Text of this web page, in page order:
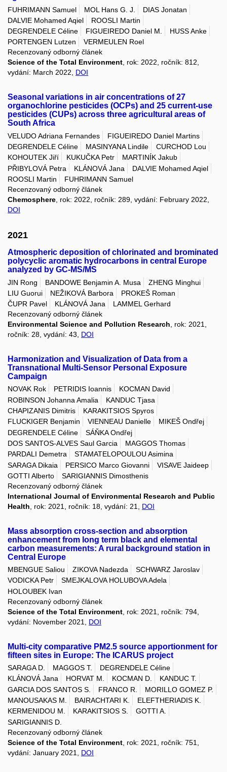
FUHRIMANN Samuel MOL Hans G. J.
DIAS Jonatan
DALVIE Mohamed Aqiel
ROOSLI Martin
DEGRENDELE Céline
FIGUEIREDO Daniel M.
HUSS Anke
PORTENGEN Lutzen
VERMEULEN Roel
Recenzovaný odborný článek
Science of the Total Environment, rok: 2022, ročník: 812,
vydání: March 2022, DOI
Seasonal variations in air concentrations of 27
organochlorine pesticides (OCPs) and 25 current-use
pesticides (CUPs) across three agricultural areas of
South Africa
VELUDO Adriana Fernandes
FIGUEIREDO Daniel Martins
DEGRENDELE Céline
MASINYANA Lindile
CURCHOD Lou
KOHOUTEK Jiří
KUKUČKA Petr
MARTINÍK Jakub
PŘIBYLOVÁ Petra
KLÁNOVÁ Jana
DALVIE Mohamed Aqiel
ROOSLI Martin
FUHRIMANN Samuel
Recenzovaný odborný článek
Chemosphere , rok: 2022, ročník: 289, vydání: February 2022,
DOI
2021
Atmospheric deposition of chlorinated and brominated
polycyclic aromatic hydrocarbons in central Europe
analyzed by GC-MS/MS
JIN Rong BANDOWE Benjamin A. Musa
ZHENG Minghui
LIU Guorui
NEŽIKOVÁ Barbora
PROKEŠ Roman
ČUPR Pavel
KLÁNOVÁ Jana
LAMMEL Gerhard
Recenzovaný odborný článek
Environmental Science and Pollution Research , rok: 2021,
ročník: 28, vydání: 43, DOI
Harmonization and Visualization of Data from a
Transnational Multi-Sensor Personal Exposure
Campaign
NOVAK Rok PETRIDIS Ioannis
KOCMAN David
ROBINSON Johanna Amalia
KANDUC Tjasa
CHAPIZANIS Dimitris
KARAKITSIOS Spyros
FLUCKIGER Benjamin
VIENNEAU Danielle
MIKEŠ Ondřej
DEGRENDELE Céline
SÁŇKA Ondřej
DOS SANTOS-ALVES Saul Garcia
MAGGOS Thomas
PARDALI Demetra
STAMATELOPOULOU Asimina
SARAGA Dikaia
PERSICO Marco Giovanni
VISAVE Jaideep
GOTTI Alberto
SARIGIANNIS Dimosthenis
Recenzovaný odborný článek
International Journal of Environmental Research and Public
Health , rok: 2021, ročník: 18, vydání: 21, DOI
Mass absorption cross-section and absorption
enhancement from long term black and elemental
carbon measurements: A rural background station in
Central Europe
MBENGUE Saliou ZIKOVA Nadezda
SCHWARZ Jaroslav
VODICKA Petr
SMEJKALOVA HOLUBOVA Adela
HOLOUBEK Ivan
Recenzovaný odborný článek
Science of the Total Environment , rok: 2021, ročník: 794,
vydání: November 2021, DOI
Multi-city comparative PM2.5 source apportionment for
fifteen sites in Europe: The ICARUS project
SARAGA D. MAGGOS T.
DEGRENDELE Céline
KLÁNOVÁ Jana
HORVAT M. KOCMAN D.
KANDUC T.
GARCIA DOS SANTOS S.
FRANCO R.
MORILLO GOMEZ P.
MANOUSAKAS M.
BAIRACHTARI K.
ELEFTHERIADIS K.
KERMENIDOU M.
KARAKITSIOS S.
GOTTI A.
SARIGIANNIS D.
Recenzovaný odborný článek
Science of the Total Environment , rok: 2021, ročník: 751,
vydání: January 2021, DOI